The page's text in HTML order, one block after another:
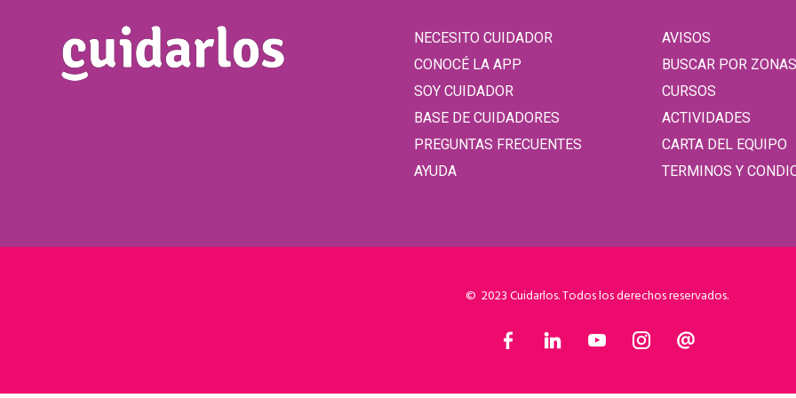
NECESITO CUIDADOR
CONOCÉ LA APP
SOY CUIDADOR
BASE DE CUIDADORES
PREGUNTAS FRECUENTES
AYUDA
AVISOS
BUSCAR POR ZONAS
CURSOS
ACTIVIDADES
CARTA DEL EQUIPO
TERMINOS Y
© 2023 Cuidarlos. Todos los derechos reservados.